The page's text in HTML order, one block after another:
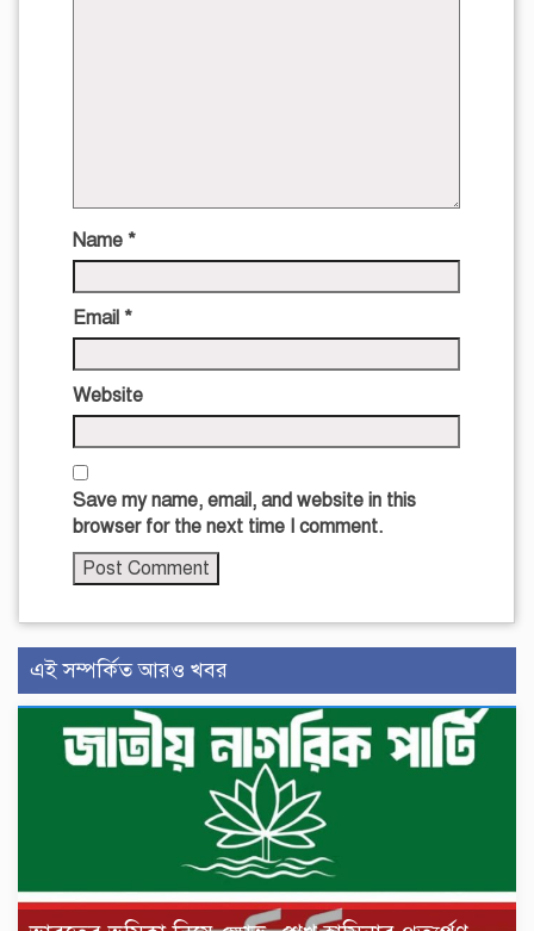
Name *
Email *
Website
Save my name, email, and website in this
browser for the next time I comment.
এই সম্পর্কিত আরও খবর